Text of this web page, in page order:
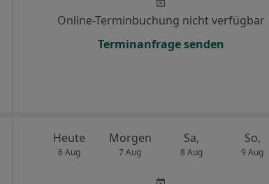
Online-Terminbuchung nicht verfügbar
Terminanfrage senden
Heute
6 Aug
Morgen
7 Aug
Sa,
8 Aug
So,
9 Aug